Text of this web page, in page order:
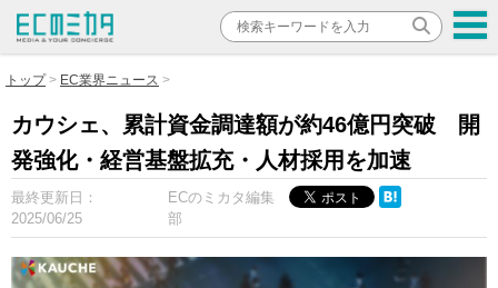
トップ EC業界ニュース
カウシェ、累計資金調達額が約46億円突破 開
発強化・経営基盤拡充・人材採用を加速
最終更新日：
2025/06/25
ECのミカタ編集
部